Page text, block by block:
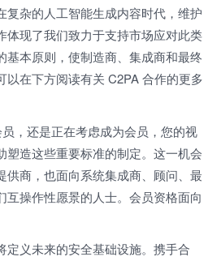
复杂的人工智能生成内容时代，维护
体现了我们致力于支持市场应对此类
基本原则，使制造商、集成商和最终
以在下方阅读有关 C2PA 合作的更多
，还是正在考虑成为会员，您的视
塑造这些重要标准的制定。这一机会
供商，也面向系统集成商、顾问、最
互操作性愿景的人士。会员资格面向
定义未来的安全基础设施。携手合